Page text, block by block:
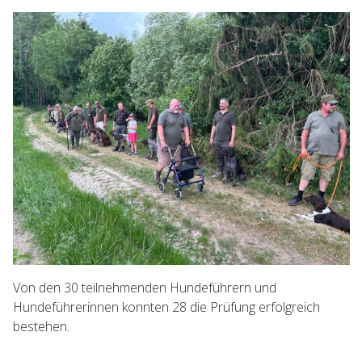
Von den 30 teilnehmenden Hundeführern und
Hundeführerinnen konnten 28 die Prüfung erfolgreich
bestehen.